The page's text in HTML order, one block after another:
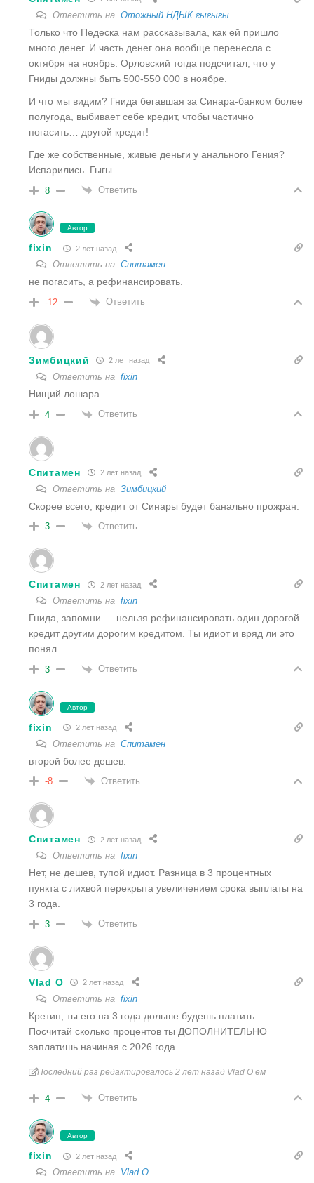
Ответить на Отожный НДЫК гыгыгы
Только что Педеска нам рассказывала, как ей пришло
много денег. И часть денег она вообще перенесла с
октября на ноябрь. Орловский тогда подсчитал, что у
Гниды должны быть 500-550 000 в ноябре.
И что мы видим? Гнида бегавшая за Синара-банком более
полугода, выбивает себе кредит, чтобы частично
погасить… другой кредит!
Где же собственные, живые деньги у анального Гения?
Испарились. Гыгы
8 Ответить
Автор
fixin 2 лет назад
Ответить на Спитамен
не погасить, а рефинансировать.
-12 Ответить
Зимбицкий 2 лет назад
Ответить на fixin
Нищий лошара.
4 Ответить
Спитамен 2 лет назад
Ответить на Зимбицкий
Скорее всего, кредит от Синары будет банально прожран.
3 Ответить
Спитамен 2 лет назад
Ответить на fixin
Гнида, запомни — нельзя рефинансировать один дорогой
кредит другим дорогим кредитом. Ты идиот и вряд ли это
понял.
3 Ответить
Автор
fixin 2 лет назад
Ответить на Спитамен
второй более дешев.
-8 Ответить
Спитамен 2 лет назад
Ответить на fixin
Нет, не дешев, тупой идиот. Разница в 3 процентных
пункта с лихвой перекрыта увеличением срока выплаты на
3 года.
3 Ответить
Vlad O 2 лет назад
Ответить на fixin
Кретин, ты его на 3 года дольше будешь платить.
Посчитай сколько процентов ты ДОПОЛНИТЕЛЬНО
заплатишь начиная с 2026 года.
Последний раз редактировалось 2 лет назад Vlad O ем
4 Ответить
Автор
fixin 2 лет назад
Ответить на Vlad O